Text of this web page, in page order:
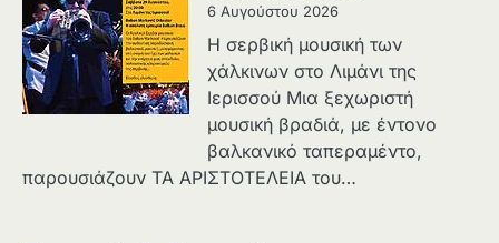
6 Αυγούστου 2026
Η σερβική μουσική των
χάλκινων στο Λιμάνι της
Ιερισσού Μια ξεχωριστή
μουσική βραδιά, με έντονο
βαλκανικό ταπεραμέντο,
παρουσιάζουν ΤΑ ΑΡΙΣΤΟΤΕΛΕΙΑ του…